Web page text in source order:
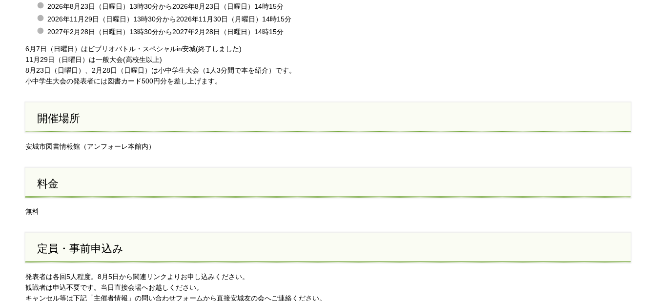
2026年8月23日（日曜日）13時30分から2026年8月23日（日曜日）14時15分
2026年11月29日（日曜日）13時30分から2026年11月30日（月曜日）14時15分
2027年2月28日（日曜日）13時30分から2027年2月28日（日曜日）14時15分
6月7日（日曜日）はビブリオバトル・スペシャルin安城(終了しました)
11月29日（日曜日）は一般大会(高校生以上)
8月23日（日曜日）、2月28日（日曜日）は小中学生大会（1人3分間で本を紹介）です。
小中学生大会の発表者には図書カード500円分を差し上げます。
開催場所
安城市図書情報館（アンフォーレ本館内）
料金
無料
定員・事前申込み
発表者は各回5人程度。8月5日から関連リンクよりお申し込みください。
観戦者は申込不要です。当日直接会場へお越しください。
キャンセル等は下記「主催者情報」の問い合わせフォームから直接安城友の会へご連絡ください。